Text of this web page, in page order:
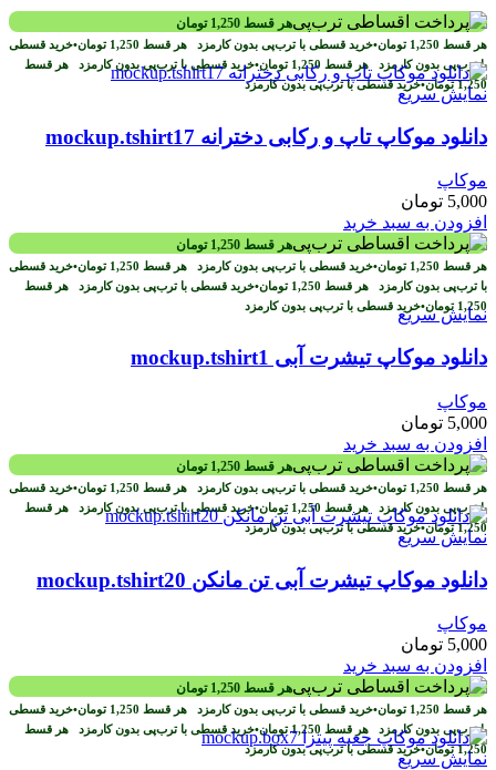
هر قسط 1,250 تومان
هر قسط 1,250 تومان•خرید قسطی با ترب‌پی بدون کارمزد هر قسط 1,250 تومان•خرید قسطی
با ترب‌پی بدون کارمزد هر قسط 1,250 تومان•خرید قسطی با ترب‌پی بدون کارمزد هر قسط
1,250 تومان•خرید قسطی با ترب‌پی بدون کارمزدنمایش سریع
دانلود موکاپ تاپ و رکابی دخترانه mockup.tshirt17
موکاپ
5,000 تومان
افزودن به سبد خرید
هر قسط 1,250 تومان
هر قسط 1,250 تومان•خرید قسطی با ترب‌پی بدون کارمزد هر قسط 1,250 تومان•خرید قسطی
با ترب‌پی بدون کارمزد هر قسط 1,250 تومان•خرید قسطی با ترب‌پی بدون کارمزد هر قسط
1,250 تومان•خرید قسطی با ترب‌پی بدون کارمزدنمایش سریع
دانلود موکاپ تیشرت آبی mockup.tshirt1
موکاپ
5,000 تومان
افزودن به سبد خرید
هر قسط 1,250 تومان
هر قسط 1,250 تومان•خرید قسطی با ترب‌پی بدون کارمزد هر قسط 1,250 تومان•خرید قسطی
با ترب‌پی بدون کارمزد هر قسط 1,250 تومان•خرید قسطی با ترب‌پی بدون کارمزد هر قسط
1,250 تومان•خرید قسطی با ترب‌پی بدون کارمزدنمایش سریع
دانلود موکاپ تیشرت آبی تن مانکن mockup.tshirt20
موکاپ
5,000 تومان
افزودن به سبد خرید
هر قسط 1,250 تومان
هر قسط 1,250 تومان•خرید قسطی با ترب‌پی بدون کارمزد هر قسط 1,250 تومان•خرید قسطی
با ترب‌پی بدون کارمزد هر قسط 1,250 تومان•خرید قسطی با ترب‌پی بدون کارمزد هر قسط
1,250 تومان•خرید قسطی با ترب‌پی بدون کارمزدنمایش سریع